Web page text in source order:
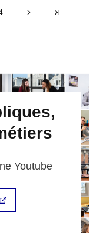
Suivant
Youtube